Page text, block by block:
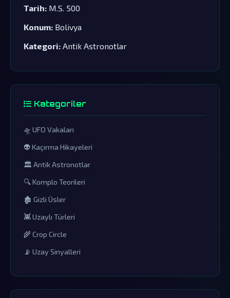
Tarih: M.S. 500
Konum: Bolivya
Kategori: Antik Astronotlar
Kategoriler
🛸 UFO Vakaları
👽 Kaçırma Hikayeleri
🏛️ Antik Astronotlar
🔍 Komplo Teorileri
🏚️ Gizli Üsler
👾 Uzaylı Türleri
🌾 Crop Circle
📡 Uzay Sinyalleri